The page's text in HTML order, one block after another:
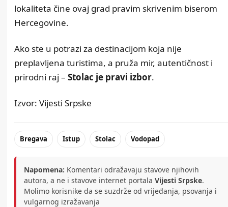
lokaliteta čine ovaj grad pravim skrivenim biserom
Hercegovine.
Ako ste u potrazi za destinacijom koja nije
preplavljena turistima, a pruža mir, autentičnost i
prirodni raj – Stolac je pravi izbor.
Izvor: Vijesti Srpske
Bregava Istup Stolac Vodopad
Napomena: Komentari odražavaju stavove njihovih
autora, a ne i stavove internet portala Vijesti Srpske.
Molimo korisnike da se suzdrže od vrijeđanja, psovanja i
vulgarnog izražavanja